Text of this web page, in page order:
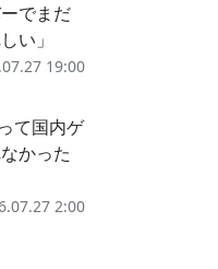
でまだ
い」
19:00
て国内ゲ
かった
2:00